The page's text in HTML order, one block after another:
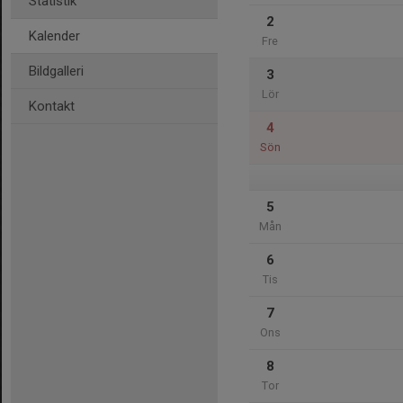
Kalender
Bildgalleri
Kontakt
2
Fre
3
Lör
4
Sön
5
Mån
6
Tis
7
Ons
8
Tor